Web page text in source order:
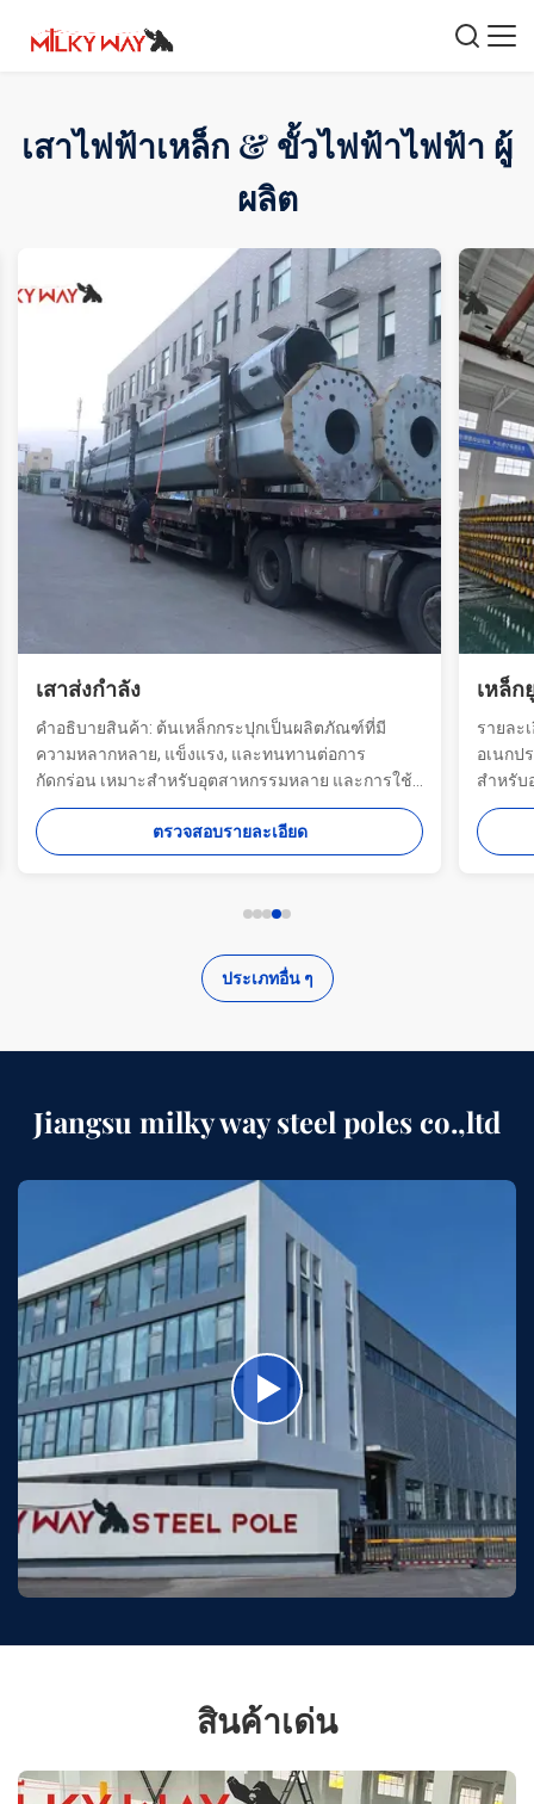
เสาไฟฟ้าเหล็ก & ขั้วไฟฟ้าไฟฟ้า ผู้
ผลิต
ระปุกเป็นผลิตภัณฑ์ที่มี
และทนทานต่อการ
หกรรมหลาย และการใช้
ด้วยซีนก ≥ 86 ไมครอน มี
เหลี่ยม, หลายเหลี่ยม)
จาก 235 ถึง 500 MPa
ยละเอียด
รายละเอียดสินค้า: เสาเหล็กชุบสังกะ
อเนกประสงค์ แข็งแรง และทนต่อการกั
สำหรับอุตสาหกรรมหลายประเภท และ
เทศบาล เคลือบสังกะสี ≥ 86 ไมครอน มี
(กลม แปดเหลี่ยม เหลี่ยม) ความต้านทา
ตั้งแต่ 235 ถึง 500 MPa และตัวเลือกค
ตรวจสอบรายละเอียด
ประเภทอื่น ๆ
Jiangsu milky way steel poles co.,ltd
สินค้าเด่น